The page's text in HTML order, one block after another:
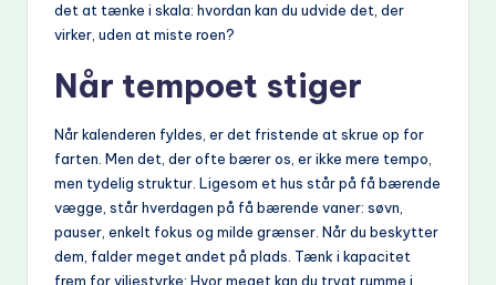
det at tænke i skala: hvordan kan du udvide det, der
virker, uden at miste roen?
Når tempoet stiger
Når kalenderen fyldes, er det fristende at skrue op for
farten. Men det, der ofte bærer os, er ikke mere tempo,
men tydelig struktur. Ligesom et hus står på få bærende
vægge, står hverdagen på få bærende vaner: søvn,
pauser, enkelt fokus og milde grænser. Når du beskytter
dem, falder meget andet på plads. Tænk i kapacitet
frem for viljestyrke: Hvor meget kan du trygt rumme i